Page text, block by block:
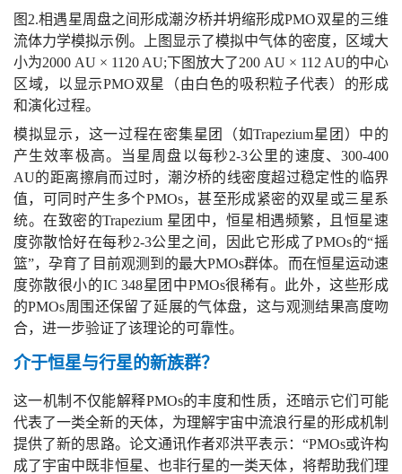
图2.相遇星周盘之间形成潮汐桥并坍缩形成PMO双星的三维
流体力学模拟示例。上图显示了模拟中气体的密度，区域大
小为2000 AU × 1120 AU;下图放大了200 AU × 112 AU的中心
区域，以显示PMO双星（由白色的吸积粒子代表）的形成
和演化过程。
模拟显示，这一过程在密集星团（如Trapezium星团）中的
产生效率极高。当星周盘以每秒2-3公里的速度、300-400
AU的距离擦肩而过时，潮汐桥的线密度超过稳定性的临界
值，可同时产生多个PMOs，甚至形成紧密的双星或三星系
统。在致密的Trapezium 星团中，恒星相遇频繁，且恒星速
度弥散恰好在每秒2-3公里之间，因此它形成了PMOs的“摇
篮”，孕育了目前观测到的最大PMOs群体。而在恒星运动速
度弥散很小的IC 348星团中PMOs很稀有。此外，这些形成
的PMOs周围还保留了延展的气体盘，这与观测结果高度吻
合，进一步验证了该理论的可靠性。
介于恒星与行星的新族群？
这一机制不仅能解释PMOs的丰度和性质，还暗示它们可能
代表了一类全新的天体，为理解宇宙中流浪行星的形成机制
提供了新的思路。论文通讯作者邓洪平表示：“PMOs或许构
成了宇宙中既非恒星、也非行星的一类天体，将帮助我们理